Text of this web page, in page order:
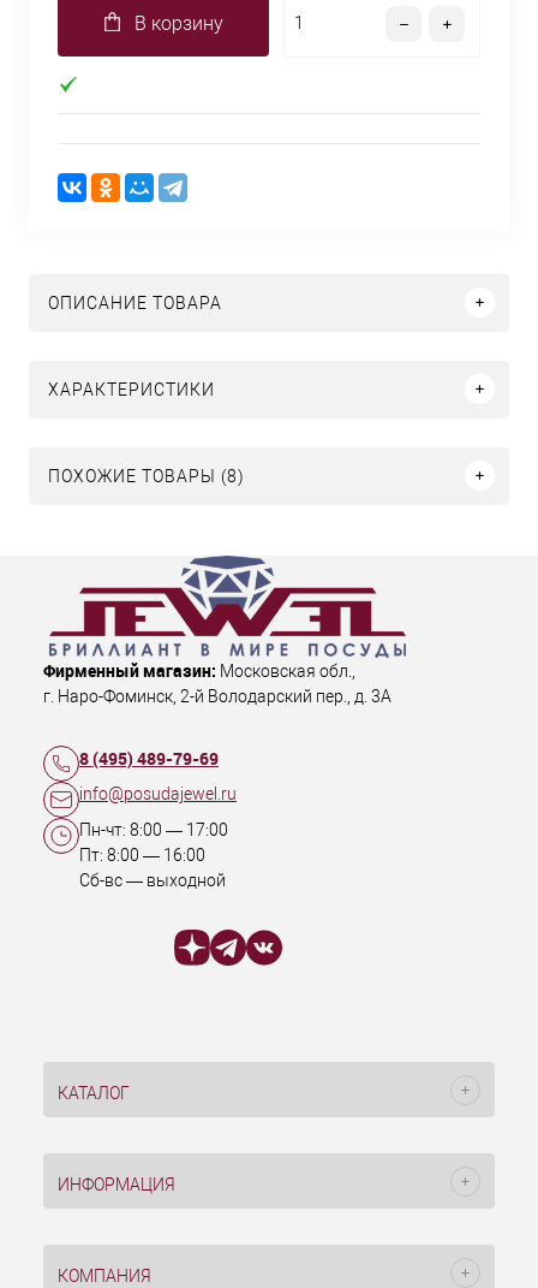
В корзину
ОПИСАНИЕ ТОВАРА
ХАРАКТЕРИСТИКИ
ПОХОЖИЕ ТОВАРЫ (8)
Фирменный магазин: Московская обл.,
г. Наро-Фоминск, 2-й Володарский пер., д. 3А
8 (495) 489-79-69
info@posudajewel.ru
Пн-чт: 8:00 — 17:00
Пт: 8:00 — 16:00
Сб-вс — выходной
КАТАЛОГ
ИНФОРМАЦИЯ
КОМПАНИЯ